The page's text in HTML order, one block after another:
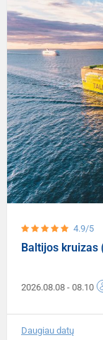
4.9/5
Baltijos
2026.08.08 - 08.10
Daugiau datų